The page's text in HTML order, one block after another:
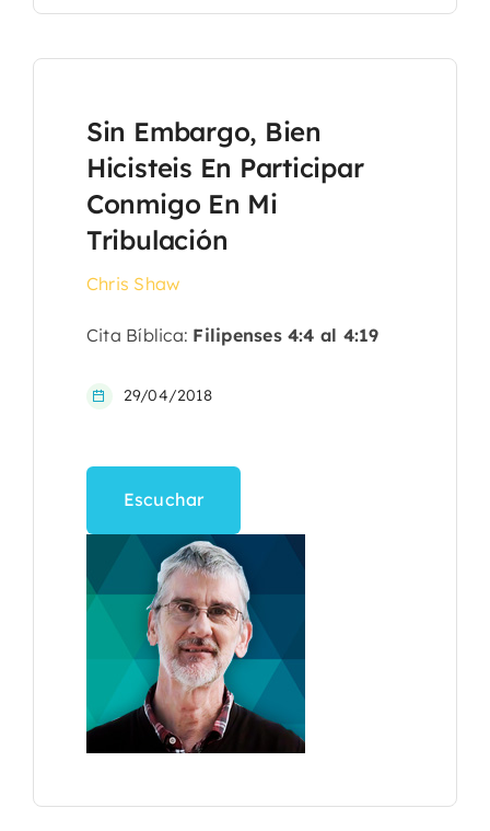
Sin Embargo, Bien
Hicisteis En Participar
Conmigo En Mi
Tribulación
Chris Shaw
Cita Bíblica: Filipenses 4:4 al 4:19
29/04/2018
Escuchar